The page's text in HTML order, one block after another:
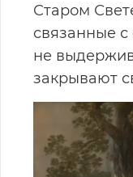
Старом
связанные
не
закрывают